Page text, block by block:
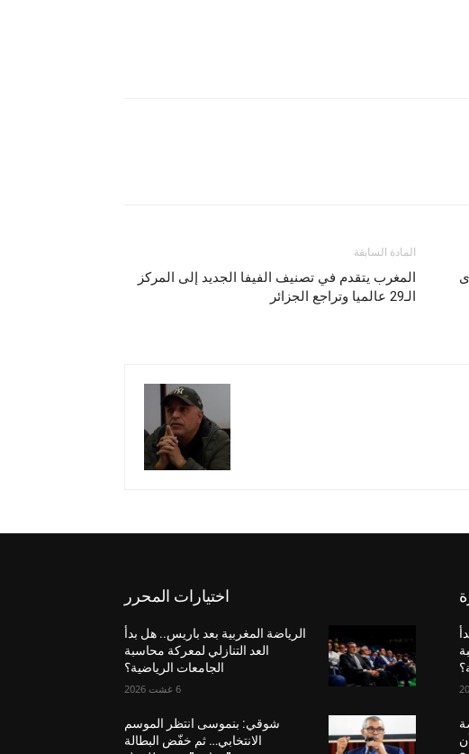
المادة السابقة
المغرب يتقدم في تصنيف الفيفا الجديد إلى المركز
الـ29 عالميا وتراجع الجزائر
اختيارات المحرر
الرياضة المغربية بعد باريس.. هل بدأ
العد التنازلي لمعركة محاسبة
الجامعات الرياضية؟
6 غشت 2026
شوقي: بنموسى انتظر الموسم
الانتخابي… ثم خفّض البطالة